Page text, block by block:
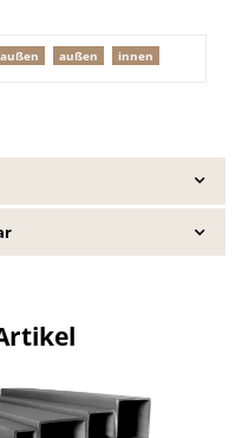
außen innen